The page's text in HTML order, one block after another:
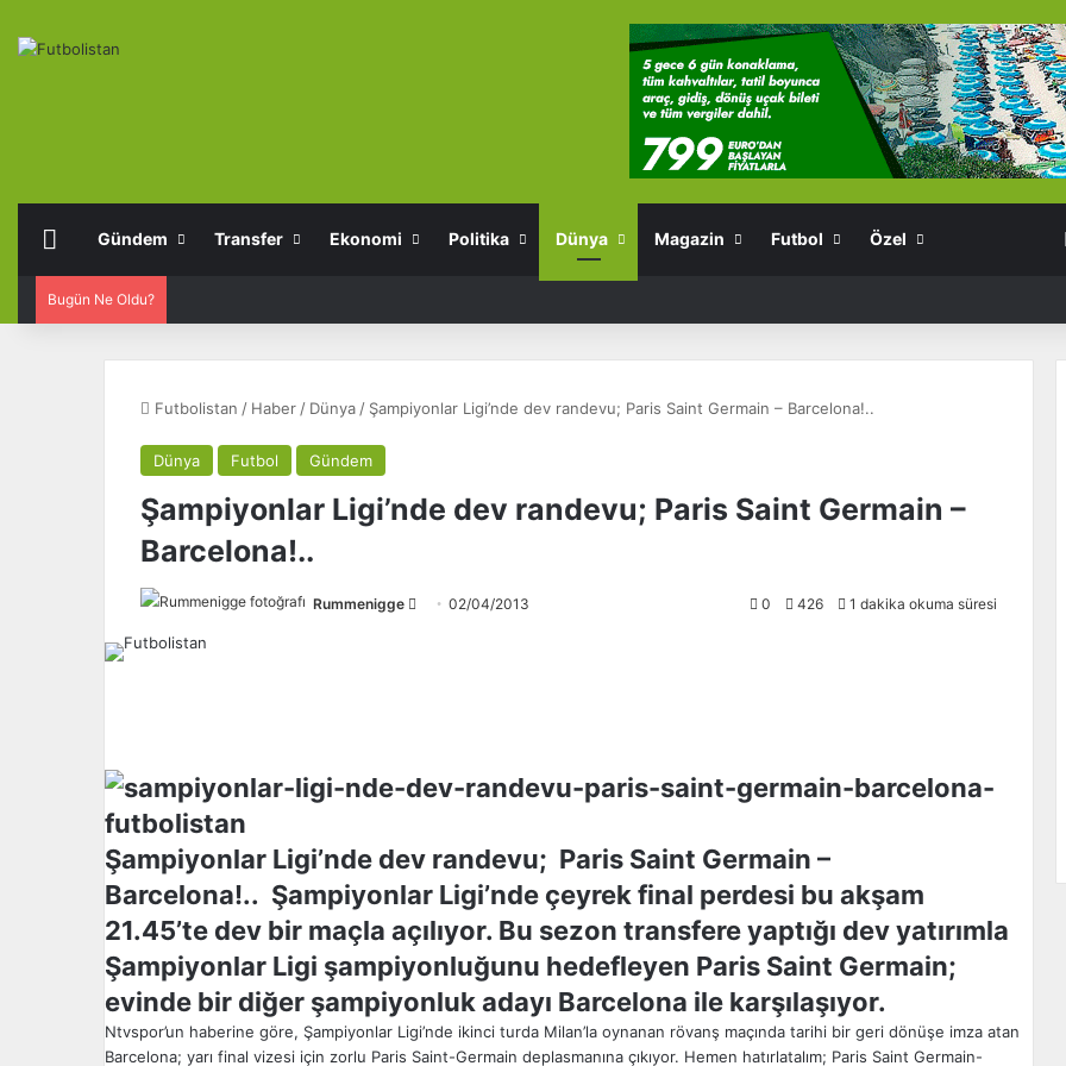
Anasayfa
Gündem Transfer Ekonomi Politika Dünya Magazin Futbol Özel
Bugün Ne Oldu?
Futbolistan / Haber / Dünya / Şampiyonlar Ligi’nde dev randevu; Paris Saint Germain – Barcelona!..
Dünya Futbol Gündem
Şampiyonlar Ligi’nde dev randevu; Paris Saint Germain –
Barcelona!..
Rummenigge
o
02/04/2013 0 426 1 dakika okuma süresi
Şampiyonlar Ligi’nde dev randevu; Paris Saint Germain –
Barcelona!.. Şampiyonlar Ligi’nde çeyrek final perdesi bu akşam
21.45’te dev bir maçla açılıyor. Bu sezon transfere yaptığı dev yatırımla
Şampiyonlar Ligi şampiyonluğunu hedefleyen Paris Saint Germain;
evinde bir diğer şampiyonluk adayı Barcelona ile karşılaşıyor.
Ntvspor’un haberine göre, Şampiyonlar Ligi’nde ikinci turda Milan’la oynanan rövanş maçında tarihi bir geri dönüşe imza atan
Barcelona; yarı final vizesi için zorlu Paris Saint-Germain deplasmanına çıkıyor. Hemen hatırlatalım; Paris Saint Germain-